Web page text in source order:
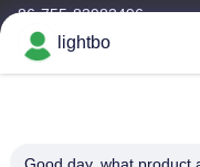
86-755-83983496
lightbo